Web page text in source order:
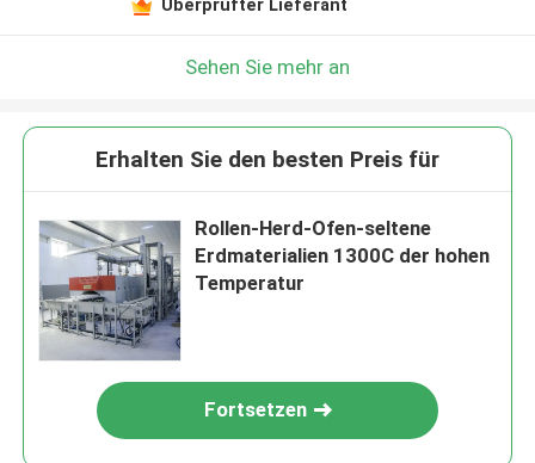
Überprüfter Lieferant
Sehen Sie mehr an
Erhalten Sie den besten Preis für
Rollen-Herd-Ofen-seltene
Erdmaterialien 1300C der hohen
Temperatur
Fortsetzen